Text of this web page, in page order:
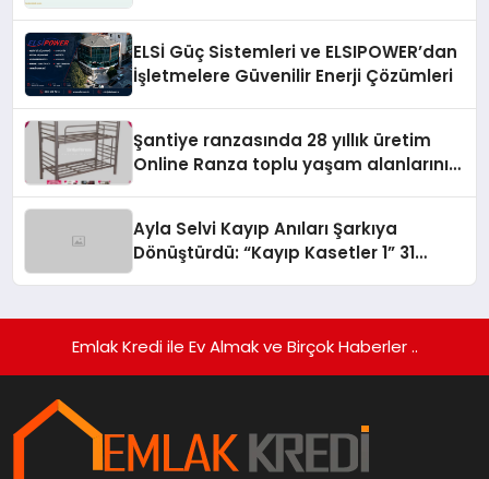
ELSİ Güç Sistemleri ve ELSIPOWER’dan
İşletmelere Güvenilir Enerji Çözümleri
Şantiye ranzasında 28 yıllık üretim
Online Ranza toplu yaşam alanlarını
Ayla Selvi Kayıp Anıları Şarkıya
Dönüştürdü: “Kayıp Kasetler 1” 31
Emlak Kredi ile Ev Almak ve Birçok Haberler ..